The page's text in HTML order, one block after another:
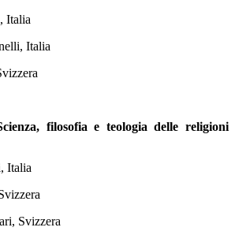
Italia
Italia
filosofia e teologia delle religioni
Italia
Svizzera